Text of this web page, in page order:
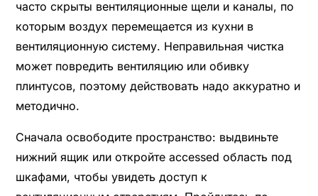
часто скрыты вентиляционные щели и каналы, по
которым воздух перемещается из кухни в
вентиляционную систему. Неправильная чистка
может повредить вентиляцию или обивку
плинтусов, поэтому действовать надо аккуратно и
методично.
Сначала освободите пространство: выдвиньте
нижний ящик или откройте accessed область под
шкафами, чтобы увидеть доступ к